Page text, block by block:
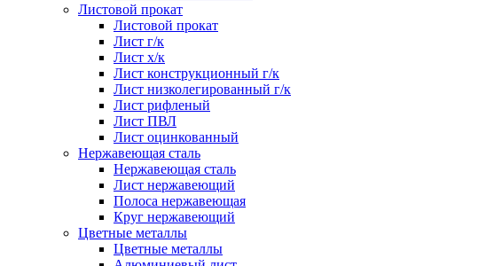
Листовой прокат
Листовой прокат
Лист г/к
Лист х/к
Лист конструкционный г/к
Лист низколегированный г/к
Лист рифленый
Лист ПВЛ
Лист оцинкованный
Нержавеющая сталь
Нержавеющая сталь
Лист нержавеющий
Полоса нержавеющая
Круг нержавеющий
Цветные металлы
Цветные металлы